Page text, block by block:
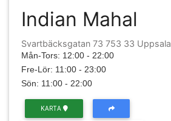
Indian Mahal
Svartbäcksgatan 73 753 33 Uppsala
Mån-Tors: 12:00 - 22:00
Fre-Lör: 11:00 - 23:00
Sön: 11:00 - 22:00
KARTA